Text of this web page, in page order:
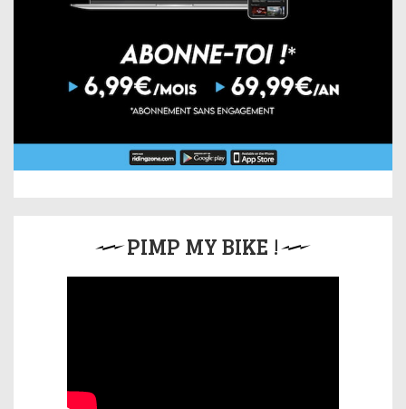
PIMP MY BIKE !